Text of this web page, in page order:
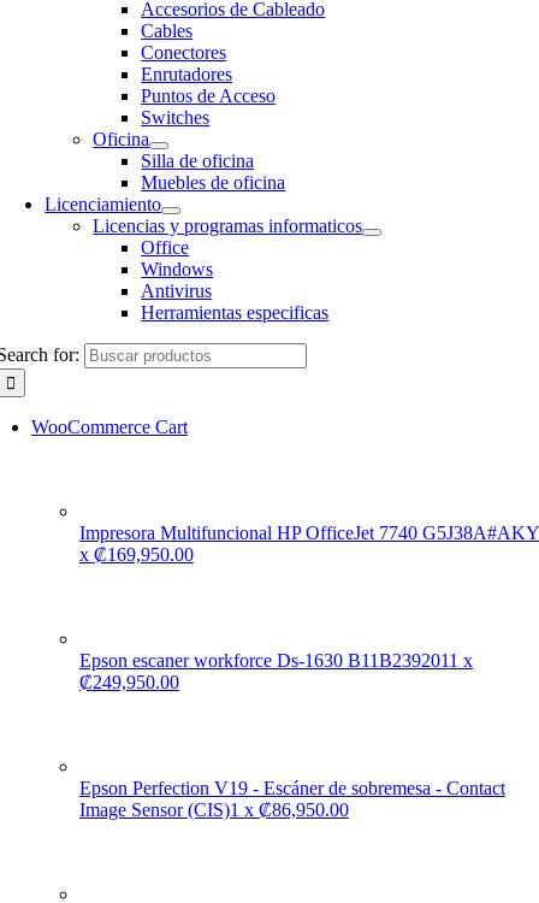
Accesorios de Cableado
Cables
Conectores
Enrutadores
Puntos de Acceso
Switches
Oficina
Silla de oficina
Muebles de oficina
Licenciamiento
Licencias y programas informaticos
Office
Windows
Antivirus
Herramientas especificas
for:
WooCommerce Cart
Impresora Multifuncional HP OfficeJet 7740 G5J38A#AKY
x ₡169,950.00
Epson escaner workforce Ds-1630 B11B2392011 x
₡249,950.00
Epson Perfection V19 - Escáner de sobremesa - Contact
Image Sensor (CIS)1 x ₡86,950.00